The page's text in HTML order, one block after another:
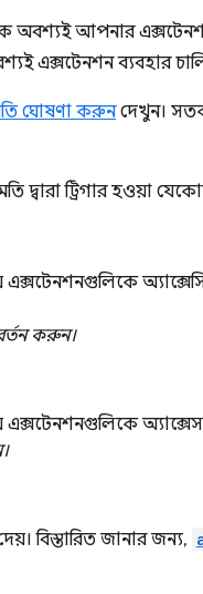
অবশ্যই আপনার
এক্সটেনশন ব্যবহার
ঘোষণা করুনদেখুন।
দ্বারা ট্রিগার হওয়া
করুন।
বিস্তারিত জানার জন্য,